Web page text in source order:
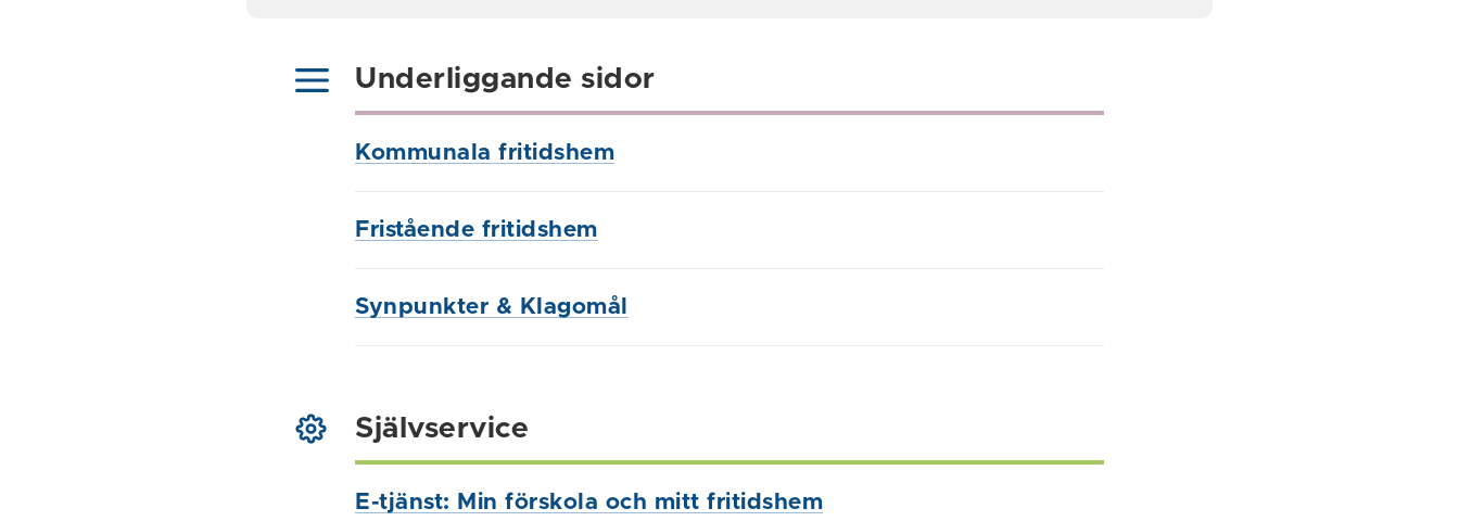
Underliggande sidor
Kommunala fritidshem
Fristående fritidshem
Synpunkter & Klagomål
Självservice
E-tjänst: Min förskola och mitt fritidshem